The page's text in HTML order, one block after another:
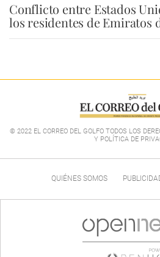
Conflicto entre Estados
los residentes de Emiratos
© 2022 EL CORREO DEL GOLFO TODOS LOS
Y POLÍTICA DE
QUIÉNES SOMOS